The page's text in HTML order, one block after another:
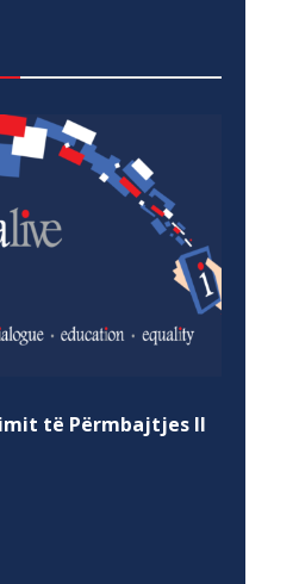
të Përmbajtjes II